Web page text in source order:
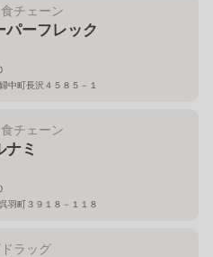
チェーン
パーフレック
中町長沢４５８５－１
チェーン
ナミ
羽町３９１８－１１８
ラッグ